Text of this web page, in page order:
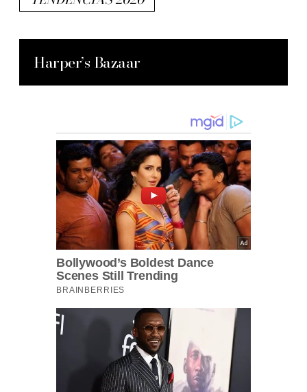
Harper’s Bazaar